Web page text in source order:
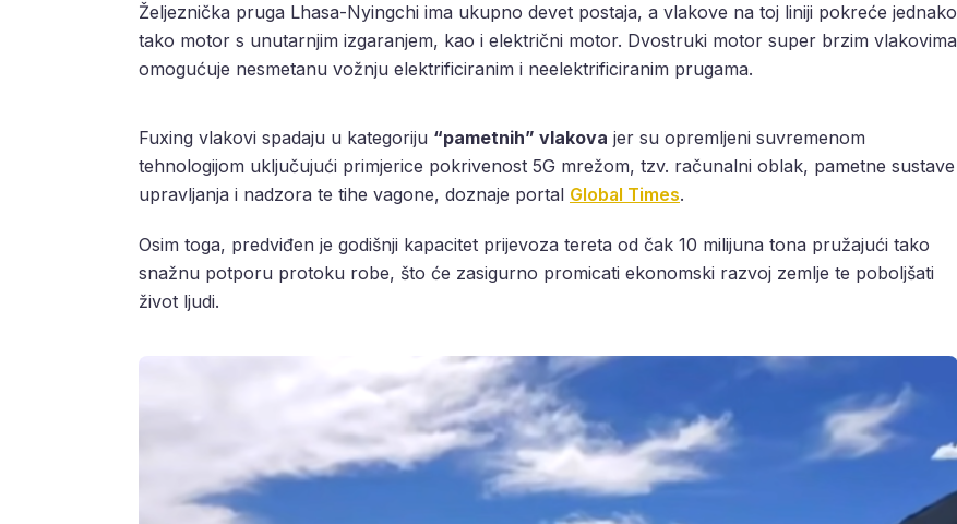
Željeznička pruga Lhasa-Nyingchi ima ukupno devet postaja, a vlakove na toj liniji pokreće jednako
tako motor s unutarnjim izgaranjem, kao i električni motor. Dvostruki motor super brzim vlakovima
omogućuje nesmetanu vožnju elektrificiranim i neelektrificiranim prugama.
Fuxing vlakovi spadaju u kategoriju “pametnih” vlakova jer su opremljeni suvremenom
tehnologijom uključujući primjerice pokrivenost 5G mrežom, tzv. računalni oblak, pametne sustave
upravljanja i nadzora te tihe vagone, doznaje portal Global Times.
Osim toga, predviđen je godišnji kapacitet prijevoza tereta od čak 10 milijuna tona pružajući tako
snažnu potporu protoku robe, što će zasigurno promicati ekonomski razvoj zemlje te poboljšati
život ljudi.